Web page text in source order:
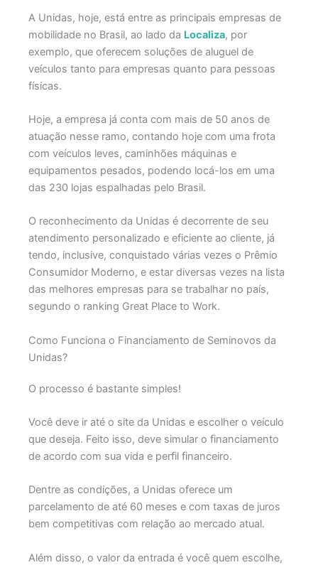
A Unidas, hoje, está entre as principais empresas de
mobilidade no Brasil, ao lado da Localiza, por
exemplo, que oferecem soluções de aluguel de
veículos tanto para empresas quanto para pessoas
físicas.
Hoje, a empresa já conta com mais de 50 anos de
atuação nesse ramo, contando hoje com uma frota
com veículos leves, caminhões máquinas e
equipamentos pesados, podendo locá-los em uma
das 230 lojas espalhadas pelo Brasil.
O reconhecimento da Unidas é decorrente de seu
atendimento personalizado e eficiente ao cliente, já
tendo, inclusive, conquistado várias vezes o Prêmio
Consumidor Moderno, e estar diversas vezes na lista
das melhores empresas para se trabalhar no país,
segundo o ranking Great Place to Work.
Como Funciona o Financiamento de Seminovos da
Unidas?
O processo é bastante simples!
Você deve ir até o site da Unidas e escolher o veículo
que deseja. Feito isso, deve simular o financiamento
de acordo com sua vida e perfil financeiro.
Dentre as condições, a Unidas oferece um
parcelamento de até 60 meses e com taxas de juros
bem competitivas com relação ao mercado atual.
Além disso, o valor da entrada é você quem escolhe,